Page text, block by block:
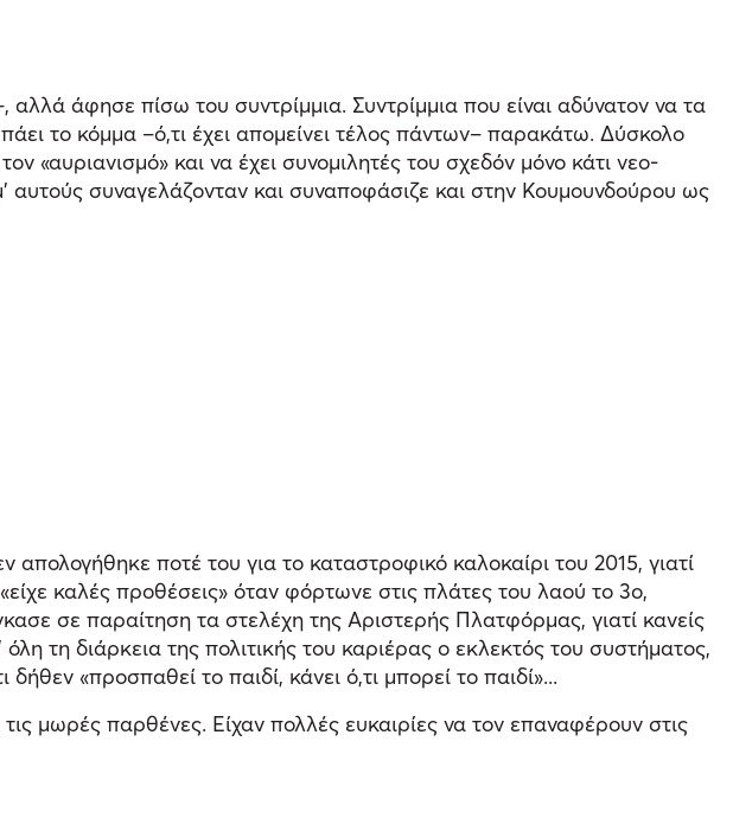
άφησε πίσω του συντρίμμια. Συντρίμμια που είναι αδύνατον να τα
το κόμμα –ό,τι έχει απομείνει τέλος πάντων– παρακάτω. Δύσκολο
«αυριανισμό» και να έχει συνομιλητές του σχεδόν μόνο κάτι νεο-
συναγελάζονταν και συναποφάσιζε και στην Κουμουνδούρου ως
απολογήθηκε ποτέ του για το καταστροφικό καλοκαίρι του 2015, γιατί
καλές προθέσεις» όταν φόρτωνε στις πλάτες του λαού το 3ο,
σε παραίτηση τα στελέχη της Αριστερής Πλατφόρμας, γιατί κανείς
τη διάρκεια της πολιτικής του καριέρας ο εκλεκτός του συστήματος,
«προσπαθεί το παιδί, κάνει ό,τι μπορεί το παιδί»...
μωρές παρθένες. Είχαν πολλές ευκαιρίες να τον επαναφέρουν στις